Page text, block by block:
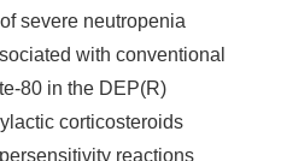
severe neutropenia
with conventional
80 in the DEP(R)
corticosteroids
reactions